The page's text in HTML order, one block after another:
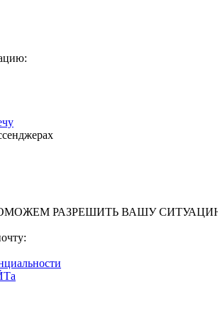
РАЗРЕШИТЬ ВАШУ